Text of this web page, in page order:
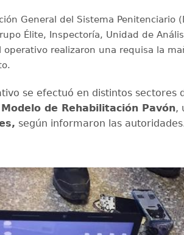
General del Sistema Penitenciario
Élite, Inspectoría, Unidad de
operativo realizaron una requisa la
se efectuó en distintos sectores
de Rehabilitación Pavón,
según informaron las